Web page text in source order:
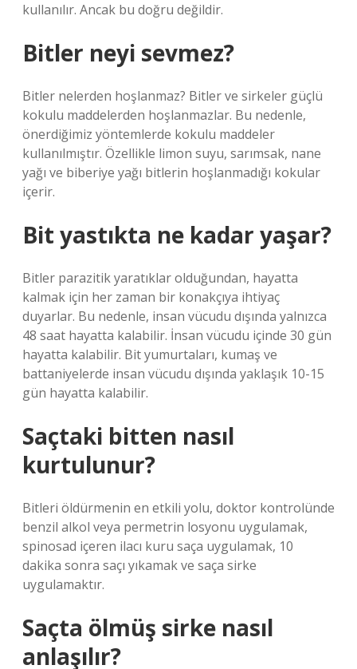
kullanılır. Ancak bu doğru değildir.
Bitler neyi sevmez?
Bitler nelerden hoşlanmaz? Bitler ve sirkeler güçlü
kokulu maddelerden hoşlanmazlar. Bu nedenle,
önerdiğimiz yöntemlerde kokulu maddeler
kullanılmıştır. Özellikle limon suyu, sarımsak, nane
yağı ve biberiye yağı bitlerin hoşlanmadığı kokular
içerir.
Bit yastıkta ne kadar yaşar?
Bitler parazitik yaratıklar olduğundan, hayatta
kalmak için her zaman bir konakçıya ihtiyaç
duyarlar. Bu nedenle, insan vücudu dışında yalnızca
48 saat hayatta kalabilir. İnsan vücudu içinde 30 gün
hayatta kalabilir. Bit yumurtaları, kumaş ve
battaniyelerde insan vücudu dışında yaklaşık 10-15
gün hayatta kalabilir.
Saçtaki bitten nasıl
kurtulunur?
Bitleri öldürmenin en etkili yolu, doktor kontrolünde
benzil alkol veya permetrin losyonu uygulamak,
spinosad içeren ilacı kuru saça uygulamak, 10
dakika sonra saçı yıkamak ve saça sirke
uygulamaktır.
Saçta ölmüş sirke nasıl
anlaşılır?